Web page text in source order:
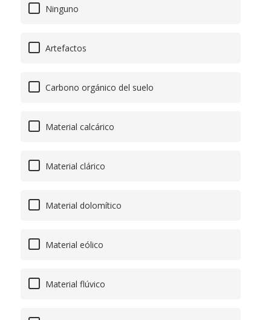
Ninguno
Artefactos
Carbono orgánico del suelo
Material calcárico
Material clárico
Material dolomítico
Material eólico
Material flúvico